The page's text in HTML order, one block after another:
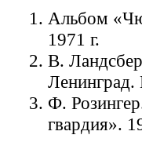
Альбом
1971 г.
В.
Ф.
гвардия».